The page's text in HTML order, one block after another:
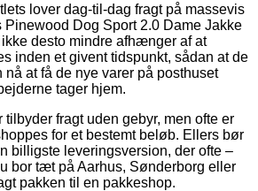
lover dag-til-dag fragt på massevis
Pinewood Dog Sport 2.0 Dame Jakke
desto mindre afhænger af at
inden et givent tidspunkt, sådan at de
at få de nye varer på posthuset
tager hjem.
tilbyder fragt uden gebyr, men ofte er
for et bestemt beløb. Ellers bør
billigste leveringsversion, der ofte –
bor tæt på Aarhus, Sønderborg eller
pakken til en pakkeshop.